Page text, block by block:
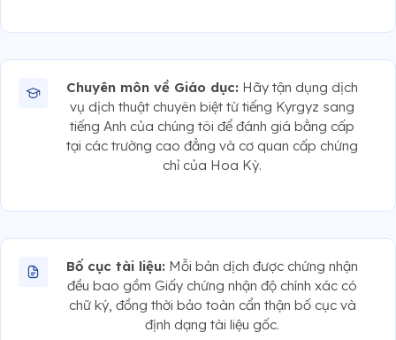
Chuyên môn về Giáo dục: Hãy tận dụng dịch
vụ dịch thuật chuyên biệt từ tiếng Kyrgyz sang
tiếng Anh của chúng tôi để đánh giá bằng cấp
tại các trường cao đẳng và cơ quan cấp chứng
chỉ của Hoa Kỳ.
Bố cục tài liệu: Mỗi bản dịch được chứng nhận
đều bao gồm Giấy chứng nhận độ chính xác có
chữ ký, đồng thời bảo toàn cẩn thận bố cục và
định dạng tài liệu gốc.